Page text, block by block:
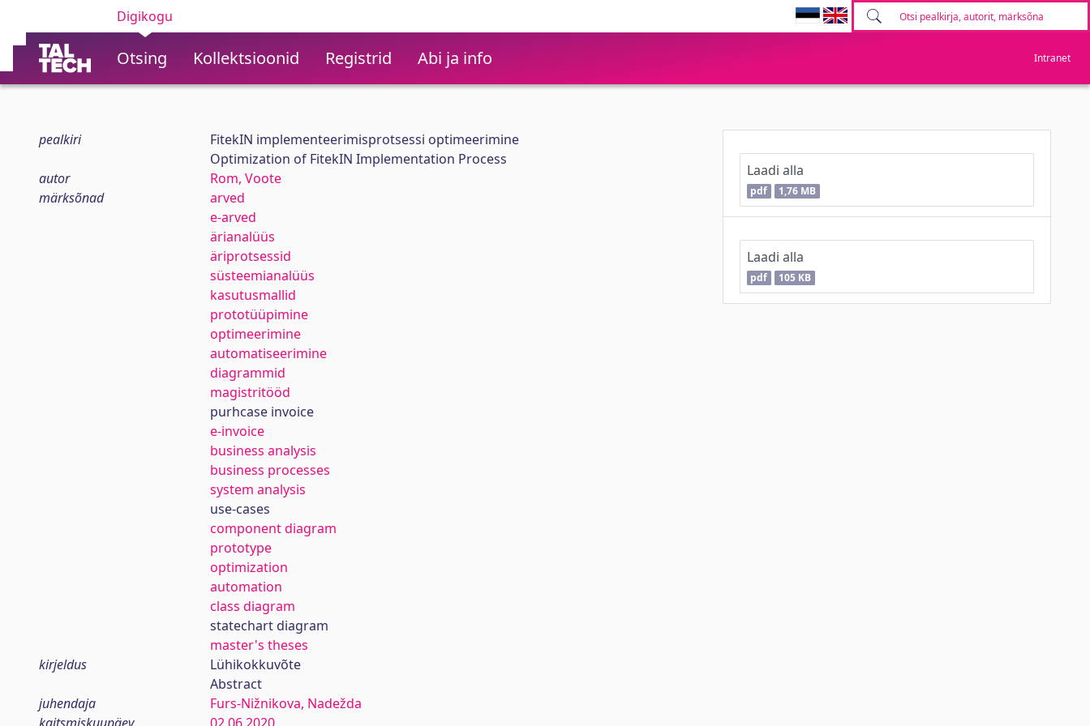
Digikogu
Otsing Kollektsioonid Registrid Abi ja info Intranet
pealkiri
FitekIN implementeerimisprotsessi optimeerimine
Optimization of FitekIN Implementation Process
autor
Rom, Voote
märksõnad
arved
e-arved
ärianalüüs
äriprotsessid
süsteemianalüüs
kasutusmallid
prototüüpimine
optimeerimine
automatiseerimine
diagrammid
magistritööd
purhcase invoice
e-invoice
business analysis
business processes
system analysis
use-cases
component diagram
prototype
optimization
automation
class diagram
statechart diagram
master's theses
kirjeldus
Lühikokkuvõte
Abstract
juhendaja
Furs-Nižnikova, Nadežda
Laadi alla
pdf 1,76 MB
Laadi alla
pdf 105 KB